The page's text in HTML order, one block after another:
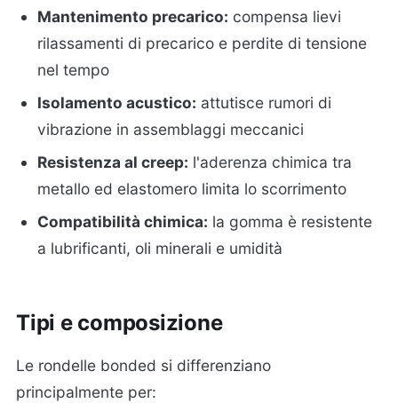
Mantenimento precarico: compensa lievi
rilassamenti di precarico e perdite di tensione
nel tempo
Isolamento acustico: attutisce rumori di
vibrazione in assemblaggi meccanici
Resistenza al creep: l'aderenza chimica tra
metallo ed elastomero limita lo scorrimento
Compatibilità chimica: la gomma è resistente
a lubrificanti, oli minerali e umidità
Tipi e composizione
Le rondelle bonded si differenziano
principalmente per: